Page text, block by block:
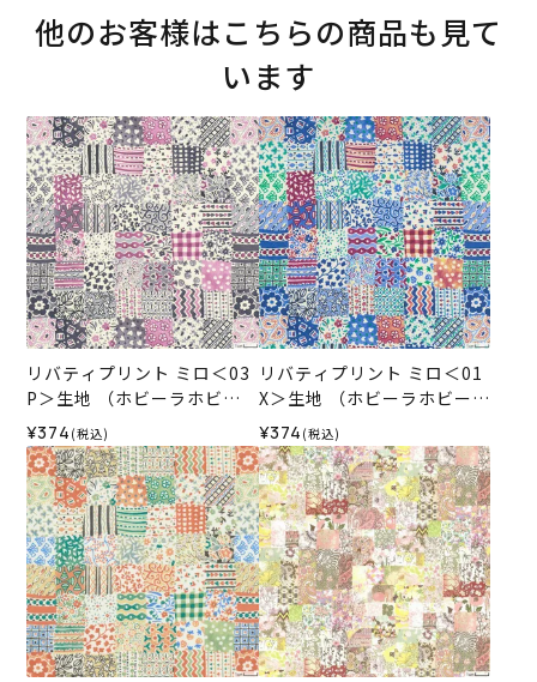
他のお客様はこちらの商品も見て
います
リバティプリント ミロ＜03
P＞生地 （ホビーラホビー
レオリジナル）2026SS
¥374 (税込)
リバティプリント ミロ＜01
X＞生地 （ホビーラホビーレ
オリジナル）2026SS
¥374 (税込)